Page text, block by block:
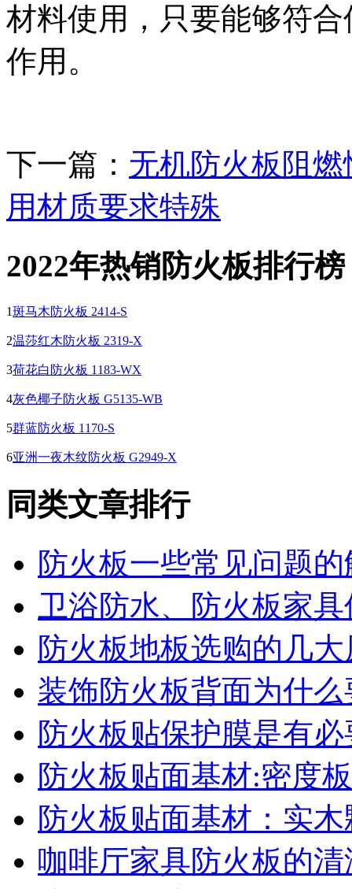
材料使用，只要能够符
作用。
下一篇： 无机防火板阻
用材质要求特殊
2022年热销防火板排行榜
1斑马木防火板 2414-S
2温莎红木防火板 2319-X
3荷花白防火板 1183-WX
4灰色椰子防火板 G5135-WB
5群蓝防火板 1170-S
6亚洲一夜木纹防火板 G2949-X
同类文章排行
防火板一些常见问题
卫浴防水、防火板家
防火板地板选购的几
装饰防火板背面为什
防火板贴保护膜是有
防火板贴面基材:密度
防火板贴面基材：实
咖啡厅家具防火板的